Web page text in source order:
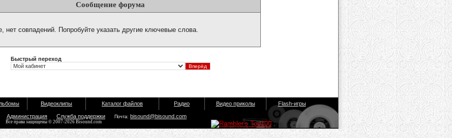
Сообщение форума
нет совпадений. Попробуйте указать другие ключевые слова.
Быстрый переход
Видеоклипы Каталог файлов Радио Видео приколы Flash-игры
Администрация Служба поддержки Почта: bisound@bisound.com
Все права защищены © 2007-2026 Bisound.com